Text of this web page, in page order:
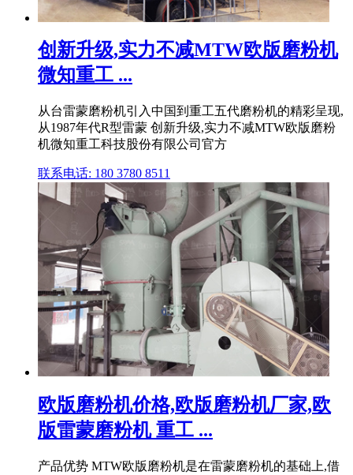
创新升级,实力不减MTW欧版磨粉机
微知重工 ...
从台雷蒙磨粉机引入中国到重工五代磨粉机的精彩呈现,
从1987年代R型雷蒙 创新升级,实力不减MTW欧版磨粉
机微知重工科技股份有限公司官方
联系电话: 180 3780 8511
欧版磨粉机价格,欧版磨粉机厂家,欧
版雷蒙磨粉机 重工 ...
产品优势 MTW欧版磨粉机是在雷蒙磨粉机的基础上,借